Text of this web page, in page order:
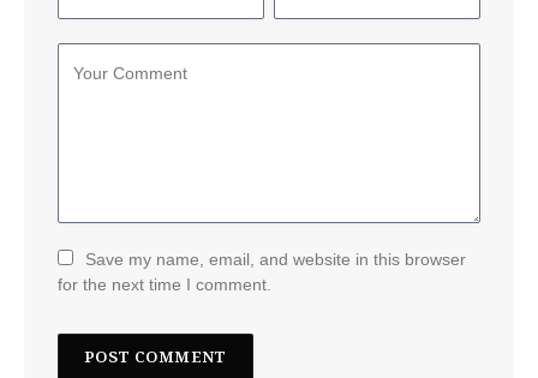
Save my name, email, and website in this browser
for the next time I comment.